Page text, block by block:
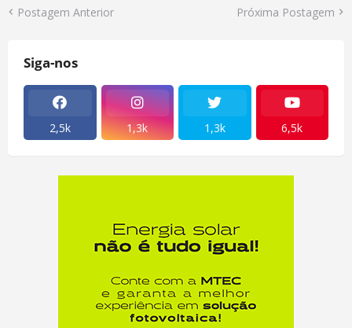
Postagem Anterior Próxima Postagem
Siga-nos
2,5k 1,3k 1,3k 6,5k